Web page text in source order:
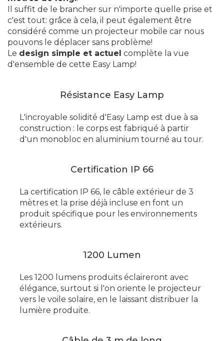
Il suffit de le brancher sur n'importe quelle prise et
c'est tout: grâce à cela, il peut également être
considéré comme un projecteur mobile car nous
pouvons le déplacer sans problème!
Le design simple et actuel complète la vue
d'ensemble de cette Easy Lamp!
Résistance Easy Lamp
L'incroyable solidité d'Easy Lamp est due à sa
construction : le corps est fabriqué à partir
d'un monobloc en aluminium tourné au tour.
Certification IP 66
La certification IP 66, le câble extérieur de 3
mètres et la prise déjà incluse en font un
produit spécifique pour les environnements
extérieurs.
1200 Lumen
Les 1200 lumens produits éclaireront avec
élégance, surtout si l'on oriente le projecteur
vers le voile solaire, en le laissant distribuer la
lumière produite.